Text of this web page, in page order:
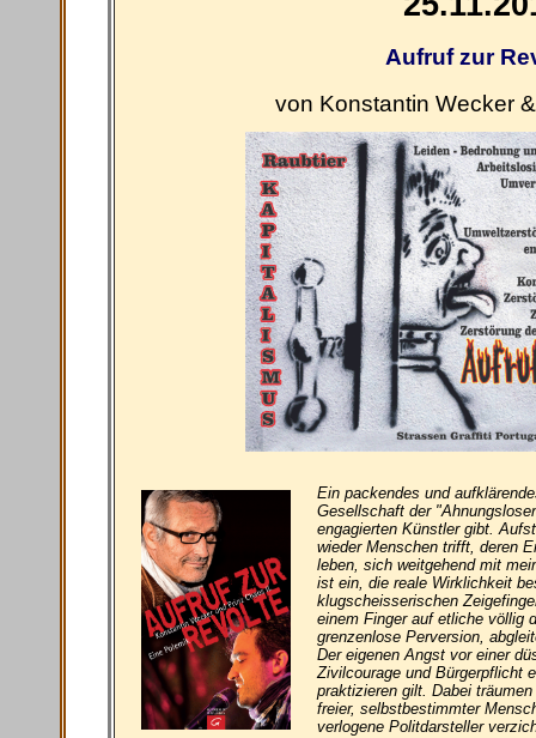
Aufruf zur
von Konstantin Wecker
Ein packendes und
Gesellschaft der
engagierten Künstler gibt.
wieder Menschen trifft, deren
leben, sich weitgehend mit
ist ein, die reale Wirklichkeit
klugscheisserischen
einem Finger auf etliche völlig
grenzenlose Perversion,
Der eigenen Angst vor einer
Zivilcourage und Bürgerpflicht
praktizieren gilt. Dabei
freier, selbstbestimmter
verlogene Politdarsteller